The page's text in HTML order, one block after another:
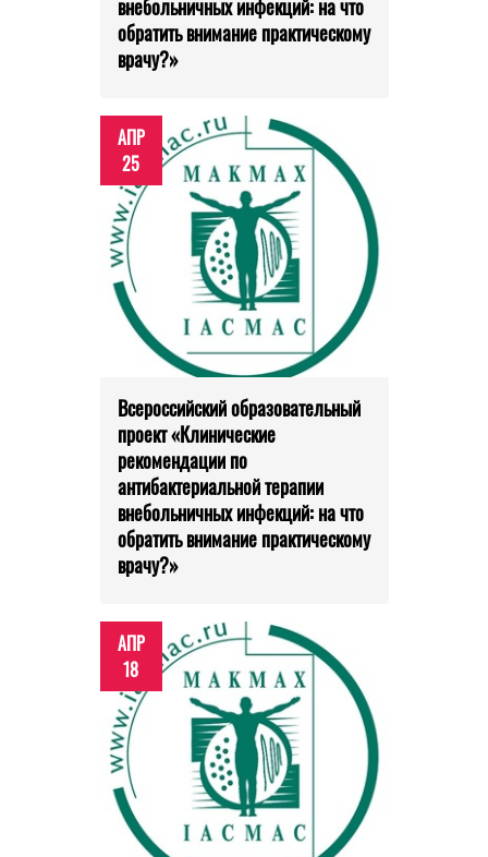
внебольничных инфекций: на что
обратить внимание практическому
врачу?»
АПР
25
Всероссийский образовательный
проект «Клинические
рекомендации по
антибактериальной терапии
внебольничных инфекций: на что
обратить внимание практическому
врачу?»
АПР
18